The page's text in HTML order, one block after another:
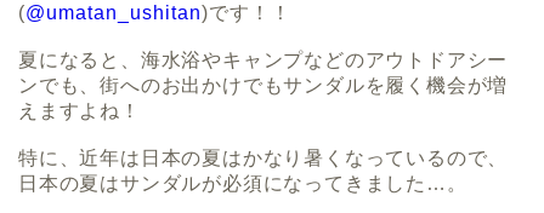
(@umatan_ushitan)です！！
夏になると、海水浴やキャンプなどのアウトドアシー
ンでも、街へのお出かけでもサンダルを履く機会が増
えますよね！
特に、近年は日本の夏はかなり暑くなっているので、
日本の夏はサンダルが必須になってきました…。